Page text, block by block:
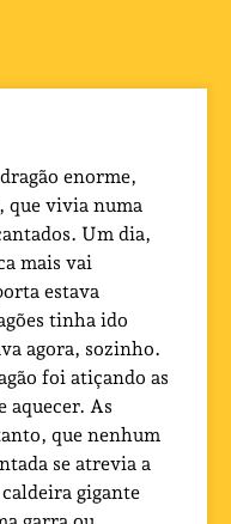
enorme,
que vivia numa
Um dia,
mais vai
estava
tinha ido
agora, sozinho.
foi atiçando as
aquecer. As
que nenhum
se atrevia a
gigante